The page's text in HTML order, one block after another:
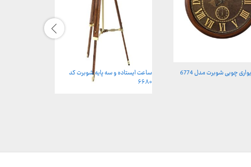
چوبی شوبرت مدل 6774
ساعت ایستاده و سه پایه شوبرت کد
۶۶۸۰